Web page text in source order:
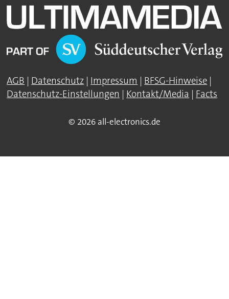
AGB | Datenschutz | Impressum | BFSG-Hinweise |
Datenschutz-Einstellungen | Kontakt/Media | Facts
© 2026 all-electronics.de